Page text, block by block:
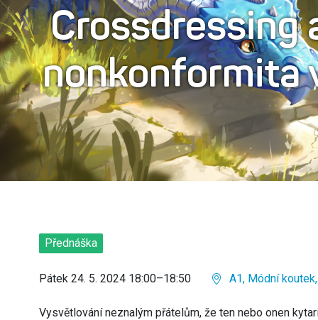
Crossdressing
nonkonformita
Přednáška
Pátek 24. 5. 2024 18:00–18:50 A1, Módní
Vysvětlování neznalým přátelům, že ten nebo onen